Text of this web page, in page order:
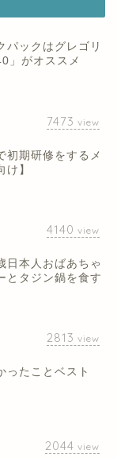
パックはグレゴリ
」がオススメ
7473 view
初期研修をするメ
け】
4140 view
日本人おばあちゃ
とタジン鍋を食す
2813 view
ったことベスト
2044 view